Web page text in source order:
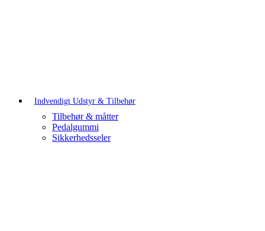
Indvendigt Udstyr & Tilbehør
Tilbehør & måtter
Pedalgummi
Sikkerhedsseler